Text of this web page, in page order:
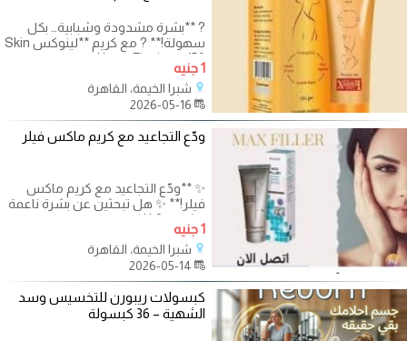
? **بشرة مشدودة وشبابية… بكل
سهولة!** ? مع كريم **لينوكس Skin
Firming – 150 جرام**: ✔️ يقلل
التجاعيد
1 جنيه
شبرا الخيمة، القاهرة
ودّع التجاعيد مع كريم ماكس فيلر
✨ **ودّع التجاعيد مع كريم ماكس
فيلر!** ✨ هل تبحثين عن بشرة ناعمة
وشابة؟ ? **كريم ماكس فيلر لإزالة
1 جنيه
شبرا الخيمة، القاهرة
كبسولات ريبورن للتخسيس وسد
الشهية – 36 كبسولة